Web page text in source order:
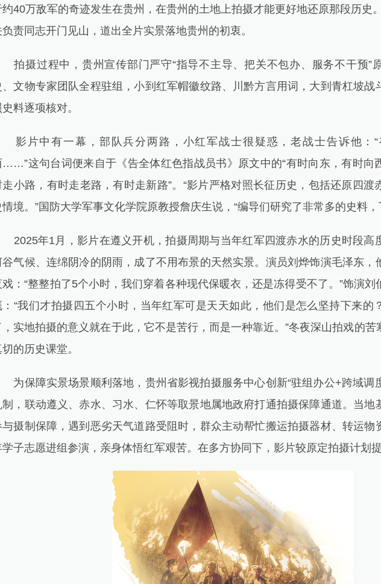
约40万敌军的奇迹发生在贵州，在贵州的土地上拍摄才能更好地还原那段历史
负责同志开门见山，道出全片实景落地贵州的初衷。
摄过程中，贵州宣传部门严守“指导不主导、把关不包办、服务不干预”
、文物专家团队全程驻组，小到红军帽徽纹路、川黔方言用词，大到青杠坡战
史料逐项核对。
片中有一幕，部队兵分两路，小红军战士很疑惑，老战士告诉他：“
……”这句台词便来自于《告全体红色指战员书》原文中的“有时向东，有时向
走小路，有时走老路，有时走新路”。“影片严格对照长征历史，包括还原四渡
情境。”国防大学军事文化学院原教授詹庆生说，“编导们研究了非常多的史料
年1月，影片在遵义开机，拍摄周期与当年红军四渡赤水的历史时段高
谷气候、连绵阴冷的阴雨，成了不用布景的天然实景。演员刘烨饰演毛泽东，
戏：“整整拍了5个小时，我们穿着各种现代保暖衣，还是冻得受不了。”饰演刘
：“我们才拍摄四五个小时，当年红军可是天天如此，他们是怎么坚持下来的
，实地拍摄的意义就在于此，它不是苦行，而是一种靠近。”冬夜深山拍戏的苦
的历史课堂。
保障实景场景顺利落地，贵州省影视拍摄服务中心创新“驻组办公+跨域调
制，联动遵义、赤水、习水、仁怀等取景地属地政府打通拍摄保障通道。当地
与摄制保障，遇到恶劣天气道路受阻时，群众主动帮忙搬运拍摄器材、转运物
学子志愿进组参演，亲身体悟红军艰苦。在多方协同下，影片较原定拍摄计划